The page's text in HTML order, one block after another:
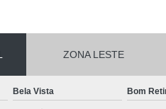
ZONA LESTE
Bela Vista Bom